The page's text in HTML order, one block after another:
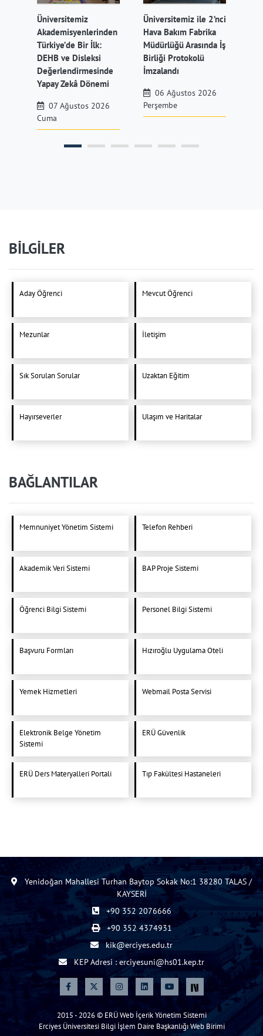
Üniversitemiz
Akademisyenlerinden
Türkiye’de Bir İlk:
DEHB ve Disleksi
Değerlendirmesinde
Yapay Zekâ Dönemi
07 Ağustos 2026
Cuma
Üniversitemiz ile 2’nci
Hava Bakım Fabrika
Müdürlüğü Arasında İş
Birliği Protokolü
İmzalandı
06 Ağustos 2026
Perşembe
BİLGİLER
Aday Öğrenci Mevcut Öğrenci
Mezunlar İletişim
Sık Sorulan Sorular Uzaktan Eğitim
Hayırseverler Ulaşım ve Haritalar
BAĞLANTILAR
Memnuniyet Yönetim Sistemi Telefon Rehberi
Akademik Veri Sistemi BAP Proje Sistemi
Öğrenci Bilgi Sistemi Personel Bilgi Sistemi
Başvuru Formları Hızıroğlu Uygulama Oteli
Yemek Hizmetleri Webmail Posta Servisi
Elektronik Belge Yönetim
Sistemi
ERÜ Güvenlik
ERÜ Ders Materyalleri Portali Tıp Fakültesi Hastaneleri
Yenidoğan Mahallesi Turhan Baytop Sokak No:1 38280 TALAS /
KAYSERİ
+90 352 2076666
+90 352 4374931
kik@erciyes.edu.tr
KEP Adresi : erciyesuni@hs01.kep.tr
2015 - 2026 © ERÜ Web İçerik Yönetim Sistemi
Erciyes Üniversitesi Bilgi İşlem Daire Başkanlığı Web Birimi